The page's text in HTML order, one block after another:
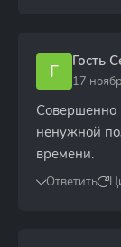
Г Гость
17
Совершенно
ненужной
времени.
Ответить